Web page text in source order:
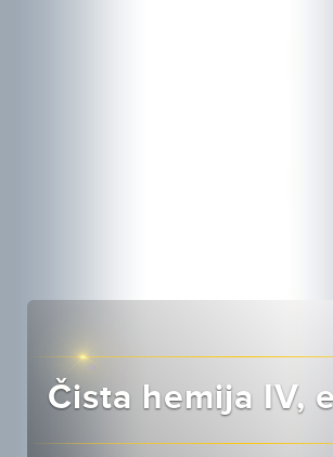
Čista hemija IV,